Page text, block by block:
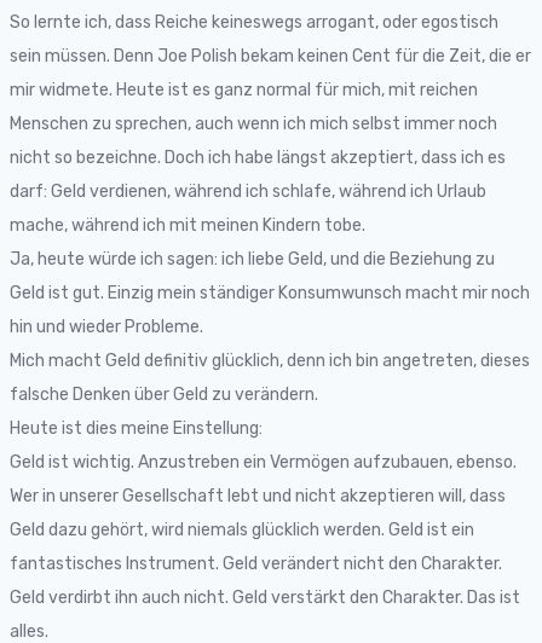
So lernte ich, dass Reiche keineswegs arrogant, oder egostisch
sein müssen. Denn Joe Polish bekam keinen Cent für die Zeit, die er
mir widmete. Heute ist es ganz normal für mich, mit reichen
Menschen zu sprechen, auch wenn ich mich selbst immer noch
nicht so bezeichne. Doch ich habe längst akzeptiert, dass ich es
darf: Geld verdienen, während ich schlafe, während ich Urlaub
mache, während ich mit meinen Kindern tobe.
Ja, heute würde ich sagen: ich liebe Geld, und die Beziehung zu
Geld ist gut. Einzig mein ständiger Konsumwunsch macht mir noch
hin und wieder Probleme.
Mich macht Geld definitiv glücklich, denn ich bin angetreten, dieses
falsche Denken über Geld zu verändern.
Heute ist dies meine Einstellung:
Geld ist wichtig. Anzustreben ein Vermögen aufzubauen, ebenso.
Wer in unserer Gesellschaft lebt und nicht akzeptieren will, dass
Geld dazu gehört, wird niemals glücklich werden. Geld ist ein
fantastisches Instrument. Geld verändert nicht den Charakter.
Geld verdirbt ihn auch nicht. Geld verstärkt den Charakter. Das ist
alles.